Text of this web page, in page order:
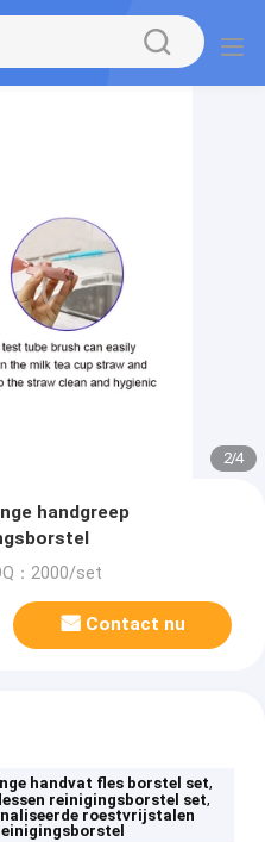
2/4
handgreep
：2000/set
Contact nu
handvat fles borstel set,
reinigingsborstel set,
roestvrijstalen